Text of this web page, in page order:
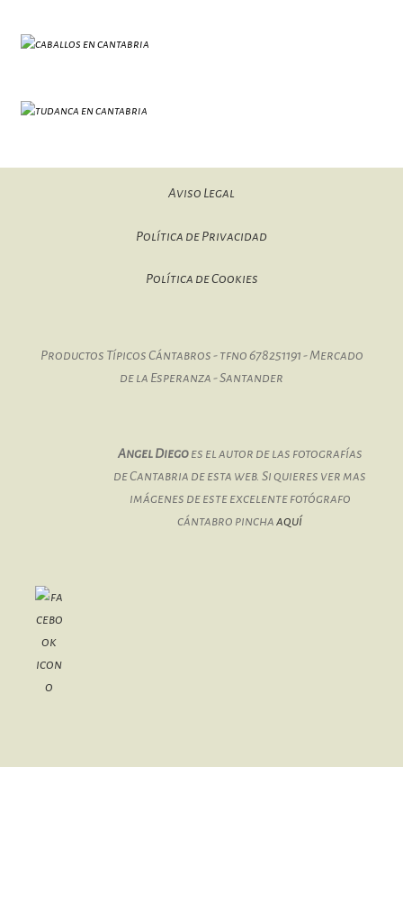
Aviso Legal
Política de Privacidad
Política de Cookies
Productos Típicos Cántabros - tfno 678251191 - Mercado
de la Esperanza - Santander
Angel Diegoes el autor de las fotografías
de Cantabria de esta web. Si quieres ver mas
imágenes de este excelente fotógrafo
cántabro pinchaaquí